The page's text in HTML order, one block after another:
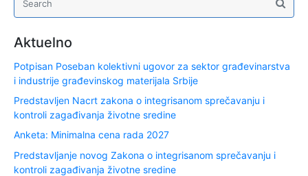
Aktuelno
Potpisan Poseban kolektivni ugovor za sektor građevinarstva
i industrije građevinskog materijala Srbije
Predstavljen Nacrt zakona o integrisanom sprečavanju i
kontroli zagađivanja životne sredine
Anketa: Minimalna cena rada 2027
Predstavljanje novog Zakona o integrisanom sprečavanju i
kontroli zagađivanja životne sredine